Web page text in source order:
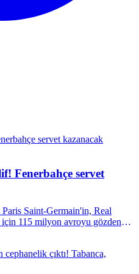
Fenerbahçe servet
Saint-Germain'in, Real
115 milyon avroyu gözden
halinde sarı lacivertlilerin
23 milyon avroyu kasasına